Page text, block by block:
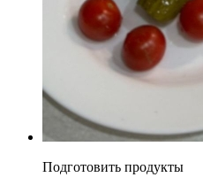
Подготовить продукты